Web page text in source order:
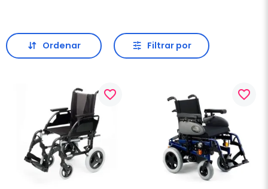
Ordenar Filtrar por
favorite_border favorite_border